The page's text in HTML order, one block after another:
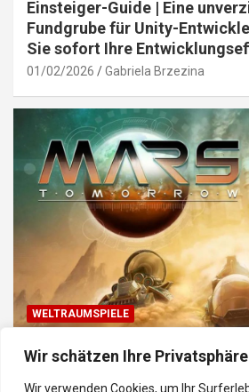
Wir schätzen Ihre Privatsphäre
Wir verwenden Cookies, um Ihr
Einsteiger-Guide | Eine
Fundgrube für Unity-
Sie sofort Ihre
01/02/2026 Gabriela Brzezina
WELTRAUMSPIELE
Top Weltraum-Browser-Spiele: